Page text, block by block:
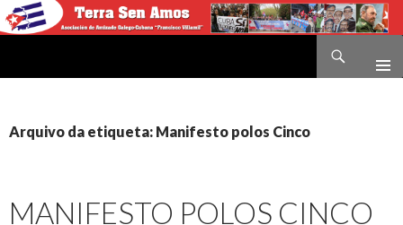
Arquivo da etiqueta: Manifesto polos Cinco
MANIFESTO POLOS CINCO